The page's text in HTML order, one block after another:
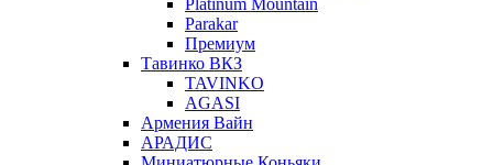
Platinum Mountain
Parakar
Премиум
Тавинко ВКЗ
TAVINKO
AGASI
Армения Вайн
АРАДИС